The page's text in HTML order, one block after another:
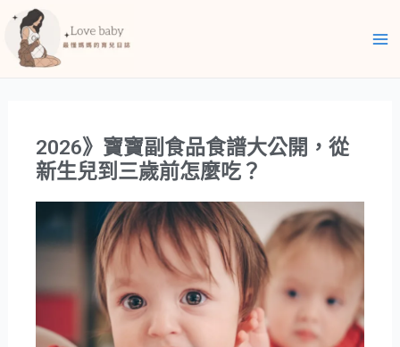
2026》寶寶副食品食譜大公開，從
新生兒到三歲前怎麼吃？